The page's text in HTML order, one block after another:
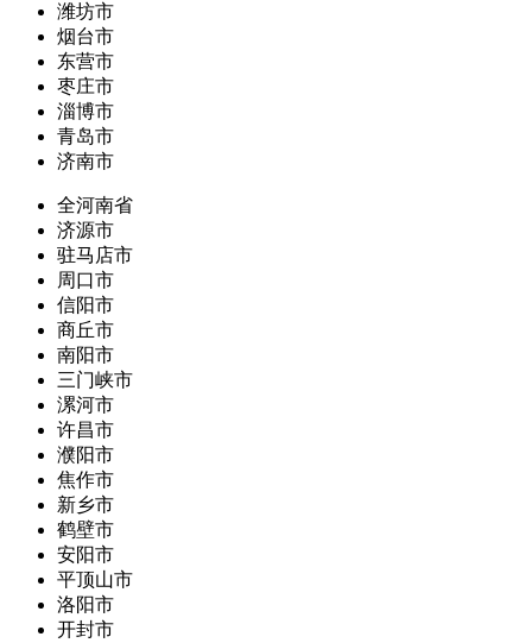
潍坊市
烟台市
东营市
枣庄市
淄博市
青岛市
济南市
全河南省
济源市
驻马店市
周口市
信阳市
商丘市
南阳市
三门峡市
漯河市
许昌市
濮阳市
焦作市
新乡市
鹤壁市
安阳市
平顶山市
洛阳市
开封市